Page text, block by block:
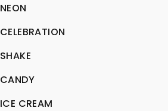
NEON
CELEBRATION
SHAKE
CANDY
ICE CREAM